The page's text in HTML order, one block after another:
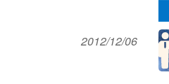
2012/12/06